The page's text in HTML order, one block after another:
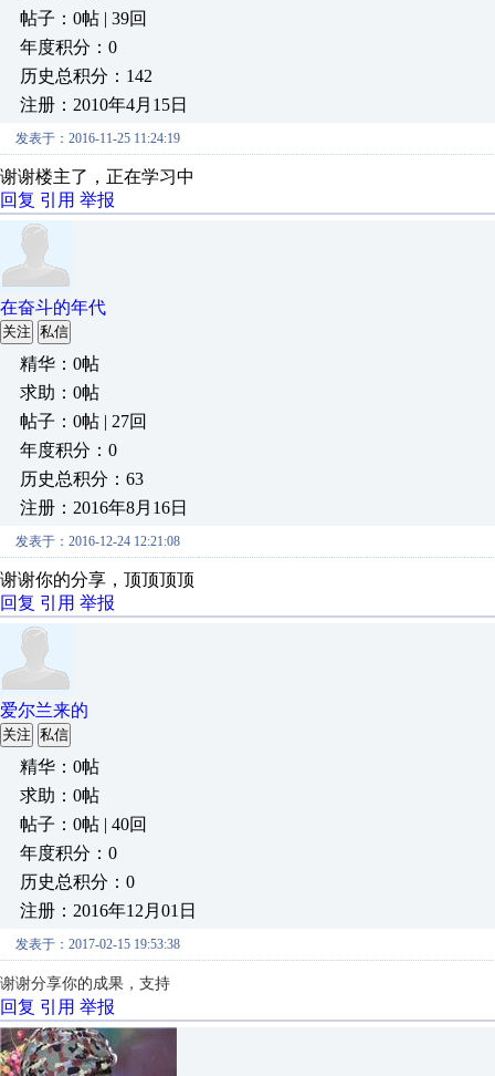
帖子：0帖 | 39回
年度积分：0
历史总积分：142
注册：2010年4月15日
发表于：2016-11-25 11:24:19
谢谢楼主了，正在学习中
回复 引用 举报
在奋斗的年代
关注 私信
精华：0帖
求助：0帖
帖子：0帖 | 27回
年度积分：0
历史总积分：63
注册：2016年8月16日
发表于：2016-12-24 12:21:08
谢谢你的分享，顶顶顶顶
回复 引用 举报
爱尔兰来的
关注 私信
精华：0帖
求助：0帖
帖子：0帖 | 40回
年度积分：0
历史总积分：0
注册：2016年12月01日
发表于：2017-02-15 19:53:38
谢谢分享你的成果，支持
回复 引用 举报